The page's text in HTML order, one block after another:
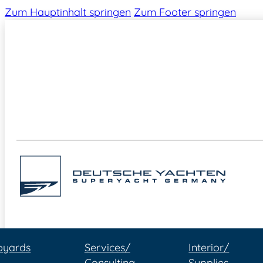
Zum Hauptinhalt springen Zum Footer springen
Services/
Interior/